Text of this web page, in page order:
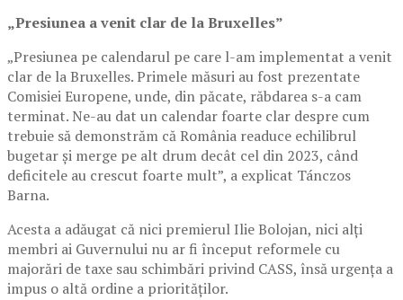
„Presiunea a venit clar de la Bruxelles”
„Presiunea pe calendarul pe care l-am implementat a venit
clar de la Bruxelles. Primele măsuri au fost prezentate
Comisiei Europene, unde, din păcate, răbdarea s-a cam
terminat. Ne-au dat un calendar foarte clar despre cum
trebuie să demonstrăm că România readuce echilibrul
bugetar și merge pe alt drum decât cel din 2023, când
deficitele au crescut foarte mult”, a explicat Tánczos
Barna.
Acesta a adăugat că nici premierul Ilie Bolojan, nici alți
membri ai Guvernului nu ar fi început reformele cu
majorări de taxe sau schimbări privind CASS, însă urgența a
impus o altă ordine a priorităților.